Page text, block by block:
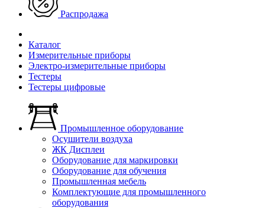
Распродажа
Каталог
Измерительные приборы
Электро-измерительные приборы
Тестеры
Тестеры цифровые
Промышленное оборудование
Осушители воздуха
ЖК Дисплеи
Оборудование для маркировки
Оборудование для обучения
Промышленная мебель
Комплектующие для промышленного
оборудования